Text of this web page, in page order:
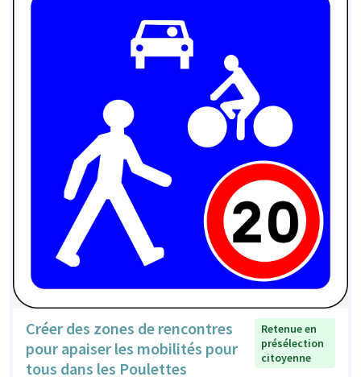
Créer des zones de rencontres
pour apaiser les mobilités pour
tous dans les Poulettes
Retenue en
présélection
citoyenne